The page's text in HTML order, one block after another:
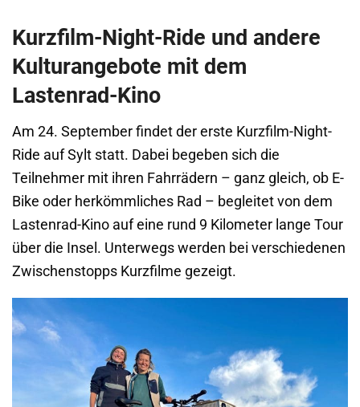
Kurzfilm-Night-Ride und andere
Kulturangebote mit dem
Lastenrad-Kino
Am 24. September findet der erste Kurzfilm-Night-
Ride auf Sylt statt. Dabei begeben sich die
Teilnehmer mit ihren Fahrrädern – ganz gleich, ob E-
Bike oder herkömmliches Rad – begleitet von dem
Lastenrad-Kino auf eine rund 9 Kilometer lange Tour
über die Insel. Unterwegs werden bei verschiedenen
Zwischenstopps Kurzfilme gezeigt.